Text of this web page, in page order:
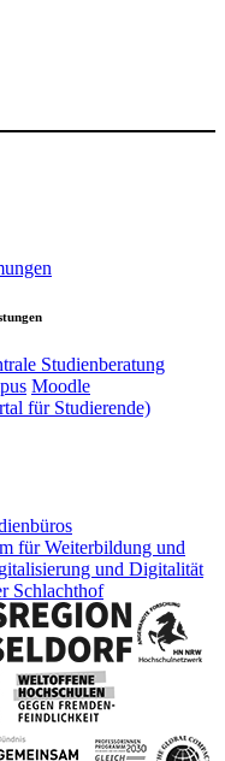
Studienberatung
Moodle
für Studierende)
für Weiterbildung und
und Digitalität
Schlachthof